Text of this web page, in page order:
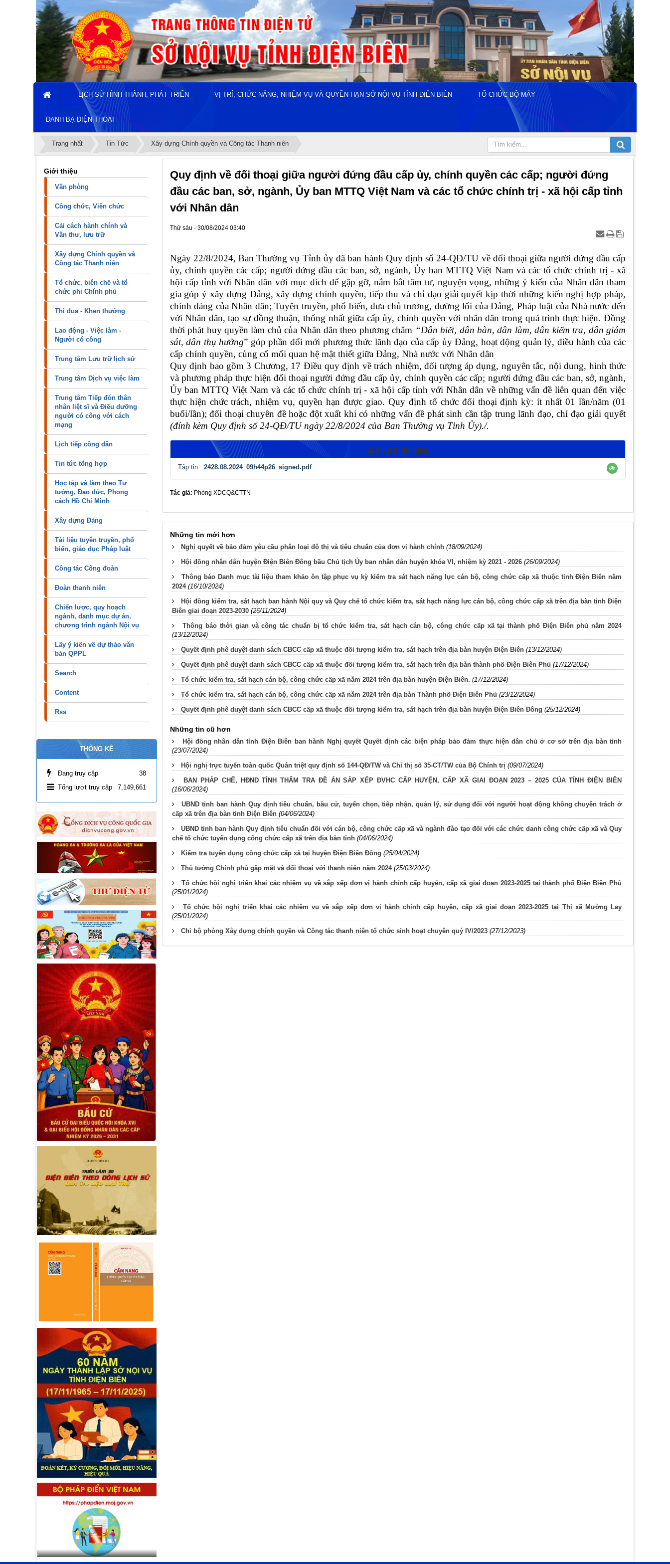
LỊCH SỬ HÌNH THÀNH, PHÁT TRIỂN VỊ TRÍ, CHỨC NĂNG, NHIỆM VỤ VÀ QUYỀN HẠN SỞ NỘI VỤ TỈNH ĐIỆN BIÊN TỔ CHỨC BỘ MÁY
DANH BẠ ĐIỆN THOẠI
Trang nhất Tin Tức Xây dựng Chính quyền và Công tác Thanh niên
Quy định về đối thoại giữa người đứng đầu cấp ủy, chính quyền các cấp; người đứng
đầu các ban, sở, ngành, Ủy ban MTTQ Việt Nam và các tổ chức chính trị - xã hội cấp tỉnh
với Nhân dân
Thứ sáu - 30/08/2024 03:40
Ngày 22/8/2024, Ban Thường vụ Tỉnh ủy đã ban hành Quy định số 24-QĐ/TU về đối thoại giữa người đứng đầu cấp
ủy, chính quyền các cấp; người đứng đầu các ban, sở, ngành, Ủy ban MTTQ Việt Nam và các tổ chức chính trị - xã
hội cấp tỉnh với Nhân dân với mục đích để gặp gỡ, nắm bắt tâm tư, nguyện vọng, những ý kiến của Nhân dân tham
gia góp ý xây dựng Đảng, xây dựng chính quyền, tiếp thu và chỉ đạo giải quyết kịp thời những kiến nghị hợp pháp,
chính đáng của Nhân dân; Tuyên truyền, phổ biến, đưa chủ trương, đường lối của Đảng, Pháp luật của Nhà nước đến
với Nhân dân, tạo sự đồng thuận, thống nhất giữa cấp ủy, chính quyền với nhân dân trong quá trình thực hiện. Đồng
thời phát huy quyền làm chủ của Nhân dân theo phương châm “Dân biết, dân bàn, dân làm, dân kiểm tra, dân giám
sát, dân thụ hưởng” góp phần đổi mới phương thức lãnh đạo của cấp ủy Đảng, hoạt động quản lý, điều hành của các
cấp chính quyền, củng cố mối quan hệ mật thiết giữa Đảng, Nhà nước với Nhân dân
Quy định bao gồm 3 Chương, 17 Điều quy định về trách nhiệm, đối tượng áp dụng, nguyên tắc, nội dung, hình thức
và phương pháp thực hiện đối thoại người đứng đầu cấp ủy, chính quyền các cấp; người đứng đầu các ban, sở, ngành,
Ủy ban MTTQ Việt Nam và các tổ chức chính trị - xã hội cấp tỉnh với Nhân dân về những vấn đề liên quan đến việc
thực hiện chức trách, nhiệm vụ, quyền hạn được giao. Quy định tổ chức đối thoại định kỳ: ít nhất 01 lần/năm (01
buổi/lần); đối thoại chuyên đề hoặc đột xuất khi có những vấn đề phát sinh cần tập trung lãnh đạo, chỉ đạo giải quyết
(đính kèm Quy định số 24-QĐ/TU ngày 22/8/2024 của Ban Thường vụ Tỉnh Ủy)./.
FILE ĐÍNH KÈM
Tập tin : 2428.08.2024_09h44p26_signed.pdf
Tác giả: Phòng XDCQ&CTTN
Những tin mới hơn
Nghị quyết về bảo đảm yêu cầu phân loại đô thị và tiêu chuẩn của đơn vị hành chính (18/09/2024)
Hội đồng nhân dân huyện Điện Biên Đông bầu Chủ tịch Ủy ban nhân dân huyện khóa VI, nhiệm kỳ 2021 - 2026 (26/09/2024)
Thông báo Danh mục tài liệu tham khảo ôn tập phục vụ kỳ kiểm tra sát hạch năng lực cán bộ, công chức cấp xã thuộc tỉnh Điện Biên năm
2024 (16/10/2024)
Hội đồng kiểm tra, sát hạch ban hành Nội quy và Quy chế tổ chức kiểm tra, sát hạch năng lực cán bộ, công chức cấp xã trên địa bàn tỉnh Điện
Biên giai đoạn 2023-2030 (26/11/2024)
Thông báo thời gian và công tác chuẩn bị tổ chức kiểm tra, sát hạch cán bộ, công chức cấp xã tại thành phố Điện Biên phủ năm 2024
(13/12/2024)
Quyết định phê duyệt danh sách CBCC cấp xã thuộc đối tượng kiểm tra, sát hạch trên địa bàn huyện Điện Biên (13/12/2024)
Quyết định phê duyệt danh sách CBCC cấp xã thuộc đối tượng kiểm tra, sát hạch trên địa bàn thành phố Điện Biên Phủ (17/12/2024)
Tổ chức kiểm tra, sát hạch cán bộ, công chức cấp xã năm 2024 trên địa bàn huyện Điện Biên. (17/12/2024)
Tổ chức kiểm tra, sát hạch cán bộ, công chức cấp xã năm 2024 trên địa bàn Thành phố Điện Biên Phủ (23/12/2024)
Quyết định phê duyệt danh sách CBCC cấp xã thuộc đối tượng kiểm tra, sát hạch trên địa bàn huyện Điện Biên Đông (25/12/2024)
Những tin cũ hơn
Hội đồng nhân dân tỉnh Điện Biên ban hành Nghị quyết Quyết định các biện pháp bảo đảm thực hiện dân chủ ở cơ sở trên địa bàn tỉnh
(23/07/2024)
Hội nghị trực tuyến toàn quốc Quán triệt quy định số 144-QĐ/TW và Chỉ thị số 35-CT/TW của Bộ Chính trị (09/07/2024)
BAN PHÁP CHẾ, HĐND TỈNH THẨM TRA ĐỀ ÁN SẮP XẾP ĐVHC CẤP HUYỆN, CẤP XÃ GIAI ĐOẠN 2023 – 2025 CỦA TỈNH ĐIỆN BIÊN
(16/06/2024)
UBND tỉnh ban hành Quy định tiêu chuẩn, bầu cử, tuyển chọn, tiếp nhận, quản lý, sử dụng đối với người hoạt động không chuyên trách ở
cấp xã trên địa bàn tỉnh Điện Biên (04/06/2024)
UBND tỉnh ban hành Quy định tiêu chuẩn đối với cán bộ, công chức cấp xã và ngành đào tạo đối với các chức danh công chức cấp xã và Quy
chế tổ chức tuyển dụng công chức cấp xã trên địa bàn tỉnh (04/06/2024)
Kiểm tra tuyển dụng công chức cấp xã tại huyện Điện Biên Đông (25/04/2024)
Thủ tướng Chính phủ gặp mặt và đối thoại với thanh niên năm 2024 (25/03/2024)
Tổ chức hội nghị triển khai các nhiệm vụ về sắp xếp đơn vị hành chính cấp huyện, cấp xã giai đoạn 2023-2025 tại thành phố Điện Biên Phủ
(25/01/2024)
Tổ chức hội nghị triển khai các nhiệm vụ về sắp xếp đơn vị hành chính cấp huyện, cấp xã giai đoạn 2023-2025 tại Thị xã Mường Lay
(25/01/2024)
Chi bộ phòng Xây dựng chính quyền và Công tác thanh niên tổ chức sinh hoạt chuyên quý IV/2023 (27/12/2023)
Giới thiệu
Văn phòng
Công chức, Viên chức
Cải cách hành chính và
Văn thư, lưu trữ
Xây dựng Chính quyền và
Công tác Thanh niên
Tổ chức, biên chế và tổ
chức phi Chính phủ
Thi đua - Khen thưởng
Lao động - Việc làm -
Người có công
Trung tâm Lưu trữ lịch sử
Trung tâm Dịch vụ việc làm
Trung tâm Tiếp đón thân
nhân liệt sĩ và Điều dưỡng
người có công với cách
mạng
Lịch tiếp công dân
Tin tức tổng hợp
Học tập và làm theo Tư
tưởng, Đạo đức, Phong
cách Hồ Chí Minh
Xây dựng Đảng
Tài liệu tuyên truyền, phổ
biến, giáo dục Pháp luật
Công tác Công đoàn
Đoàn thanh niên
Chiến lược, quy hoạch
ngành, danh mục dự án,
chương trình ngành Nội vụ
Lấy ý kiến về dự thảo văn
bản QPPL
Search
Content
Rss
THỐNG KÊ
Đang truy cập
38
Tổng lượt truy cập
7,149,661